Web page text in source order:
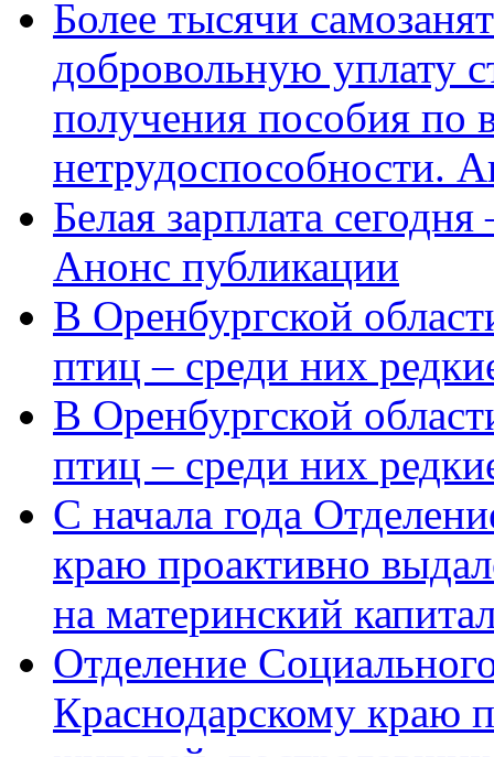
Более тысячи
добровольную уплату
получения пособия по
нетрудоспособности.
Белая зарплата
Анонс публикации
В Оренбургской
птиц – среди них
В Оренбургской
птиц – среди них
С начала года
краю проактивно
на материнский
Отделение
Краснодарскому краю